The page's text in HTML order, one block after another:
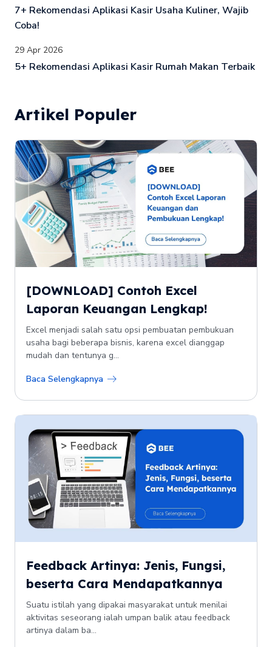
7+ Rekomendasi Aplikasi Kasir Usaha Kuliner, Wajib
Coba!
29 Apr 2026
5+ Rekomendasi Aplikasi Kasir Rumah Makan Terbaik
Artikel Populer
[DOWNLOAD] Contoh Excel
Laporan Keuangan Lengkap!
Excel menjadi salah satu opsi pembuatan pembukuan
usaha bagi beberapa bisnis, karena excel dianggap
mudah dan tentunya g...
Baca Selengkapnya
Feedback Artinya: Jenis, Fungsi,
beserta Cara Mendapatkannya
Suatu istilah yang dipakai masyarakat untuk menilai
aktivitas seseorang ialah umpan balik atau feedback
artinya dalam ba...